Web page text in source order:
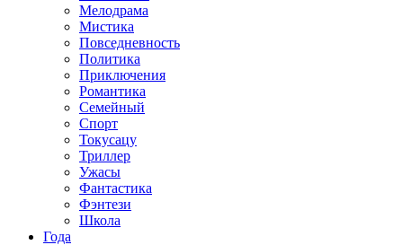
Мелодрама
Мистика
Повседневность
Политика
Приключения
Романтика
Семейный
Спорт
Токусацу
Триллер
Ужасы
Фантастика
Фэнтези
Школа
Года